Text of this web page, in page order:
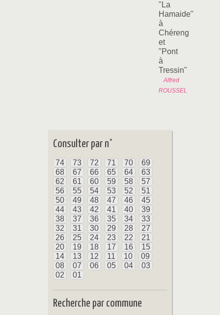
"La
Hamaide"
à
Chéreng
et
"Pont
à
Tressin"
Alfred
ROUSSEL
Consulter par n°
74 73 72 71 70
69
68
67 66 65 64
63
62
61 60 59 58
57
56
55 54 53 52
51
50
49 48 47 46
45
44
43 42 41 40
39
38
37 36 35 34
33
32
31 30 29 28
27
26
25 24 23 22
21
20
19 18 17 16
15
14
13 12 11 10
09
08
07 06 05 04
03
02
01
Recherche par commune